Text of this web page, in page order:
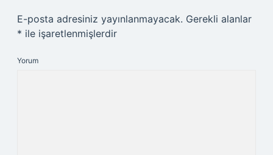
E-posta adresiniz yayınlanmayacak. Gerekli alanlar
* ile işaretlenmişlerdir
Yorum